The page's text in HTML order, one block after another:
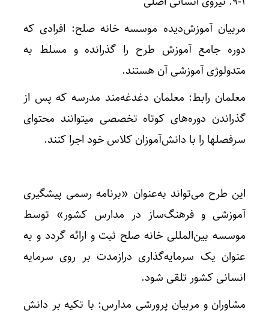
مربیان آموزش‌دیده موسسه خانه صلح: افرادی که
دوره جامع آموزش طرح را گذرانده و مسلط به
متدولوژی آموزشی آن هستند.
معلمان رابط: معلمان دغدغه‌مند مدرسه که پس از
گذراندن دوره‌های کوتاه تخصصی میتوانند محتوای
سرفصلها را با دانش‌آموزان کلاس خود اجرا کنند.
این طرح می‌تواند به‌عنوان «برنامه رسمی پیشگیری
آموزشی و فرهنگ‌ساز در مدارس کشور» توسط
موسسه بین‌المللی خانه صلح ثبت و ارائه گردد و به‌
عنوان یک سرمایه‌گذاری درازمدت بر روی سرمایه
انسانی کشور تلقی شود.
مشاوران و مربیان پرورشی مدارس: با تکیه بر دانش